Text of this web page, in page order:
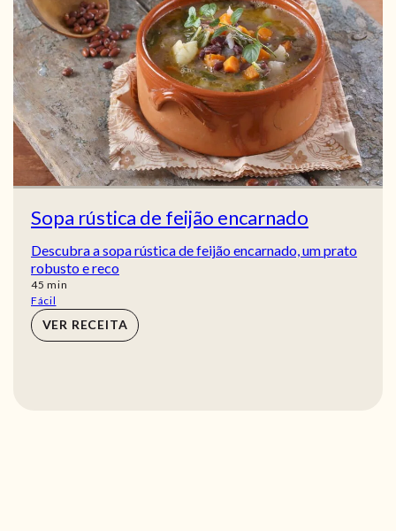
Sopa rústica de feijão encarnado
Descubra a sopa rústica de feijão encarnado, um prato
robusto e reco
45 min
min
Fácil
VER RECEITA